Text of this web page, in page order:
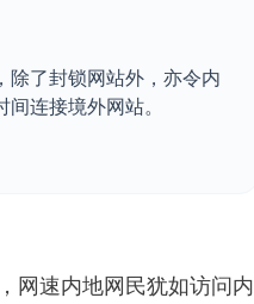
除了封锁网站外，亦令内
连接境外网站。
网速内地网民犹如访问内